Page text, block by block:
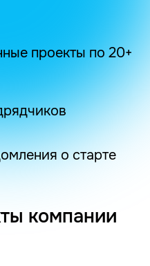
проекты по 20+
о старте
компании